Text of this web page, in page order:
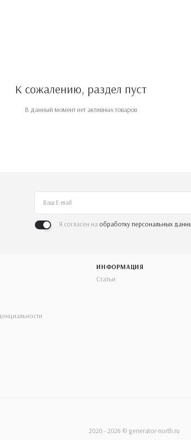
К сожалению, раздел пуст
В данный момент нет активных товаров
Я согласен на обработку персональных
ИНФОРМАЦИЯ
Статьи
2020 - 2026 © generator-north.ru